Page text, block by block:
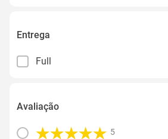
Entrega
Full
Avaliação
5